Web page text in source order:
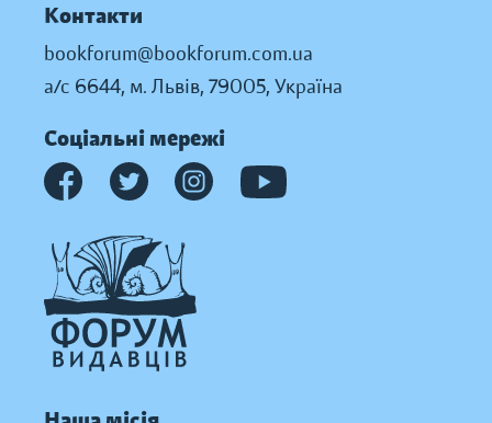
Контакти
bookforum@bookforum.com.ua
а/с 6644, м. Львів, 79005, Україна
Соціальні мережі